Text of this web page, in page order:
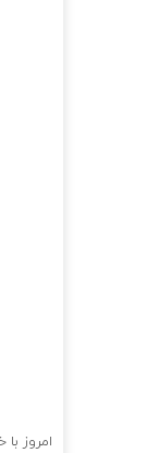
امروز